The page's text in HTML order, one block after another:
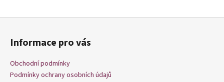
Z
Informace pro vás
Obchodní podmínky
Podmínky ochrany osobních údajů